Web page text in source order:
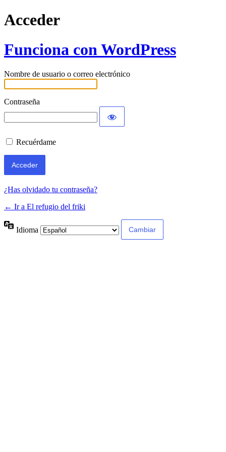
Acceder
Funciona con WordPress
Nombre de usuario o correo electrónico
Contraseña
Recuérdame
¿Has olvidado tu contraseña?
← Ir a El refugio del friki
Idioma